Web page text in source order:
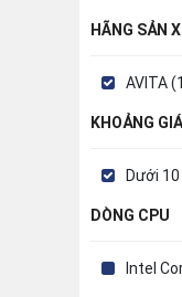
HÃNG SẢN
AVITA
KHOẢNG GIÁ
Dưới
DÒNG CPU
Intel